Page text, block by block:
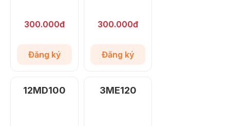
300.000đ
Đăng ký
300.000đ
Đăng ký
12MD100 3ME120